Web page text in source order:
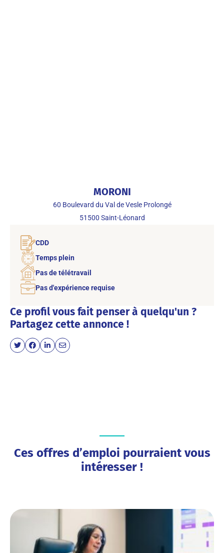
MORONI
60 Boulevard du Val de Vesle Prolongé
51500 Saint-Léonard
CDD
Temps plein
Pas de télétravail
Pas d'expérience requise
Ce profil vous fait penser à quelqu'un ?
Partagez cette annonce !
Ces offres d’emploi pourraient vous
intéresser !